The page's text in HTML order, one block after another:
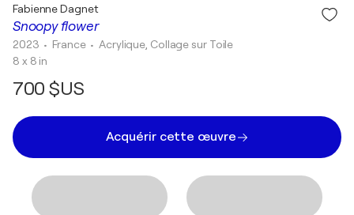
Snoopy flower
Fabienne Dagnet
2023 • France •Acrylique, Collage sur Toile
8 x 8 in
700 $US
Acquérir cette œuvre